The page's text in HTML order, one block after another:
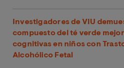
Investigadores de VIU
compuesto del té verde
cognitivas en niños con
Alcohólico Fetal